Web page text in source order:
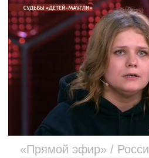
«Прямой эфир» /